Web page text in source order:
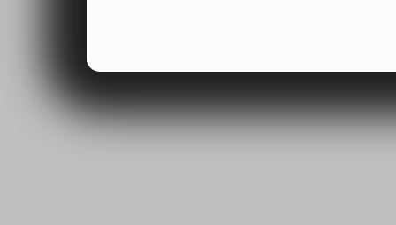
Výkonové soubory
tom, jak používáte